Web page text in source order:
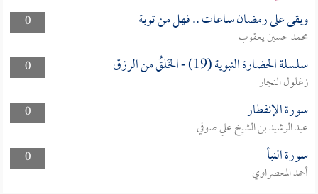
0 وبقى على رمضان ساعات .. فهل من توبة
محمد حسين يعقوب
0
سلسلة الحضارة النبوية (19) - الخَلقُ من الرزق
زغلول النجار
0
سورة الإنفطار
عبد الرشيد بن الشيخ علي صوفي
0
سورة النبأ
أحمد المعصراوي